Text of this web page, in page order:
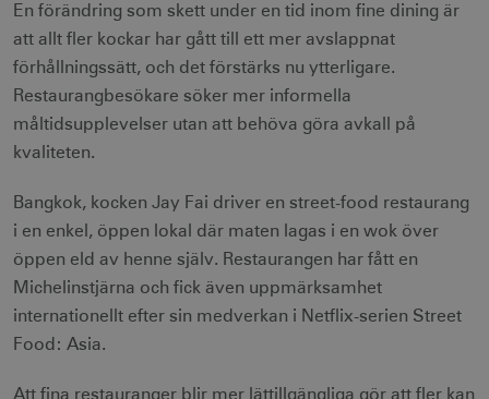
En förändring som skett under en tid inom fine dining är
att allt fler kockar har gått till ett mer avslappnat
förhållningssätt, och det förstärks nu ytterligare.
Restaurangbesökare söker mer informella
måltidsupplevelser utan att behöva göra avkall på
kvaliteten.
Bangkok, kocken Jay Fai driver en street-food restaurang
i en enkel, öppen lokal där maten lagas i en wok över
öppen eld av henne själv. Restaurangen har fått en
Michelinstjärna och fick även uppmärksamhet
internationellt efter sin medverkan i Netflix-serien Street
Food: Asia.
Att fina restauranger blir mer lättillgängliga gör att fler kan